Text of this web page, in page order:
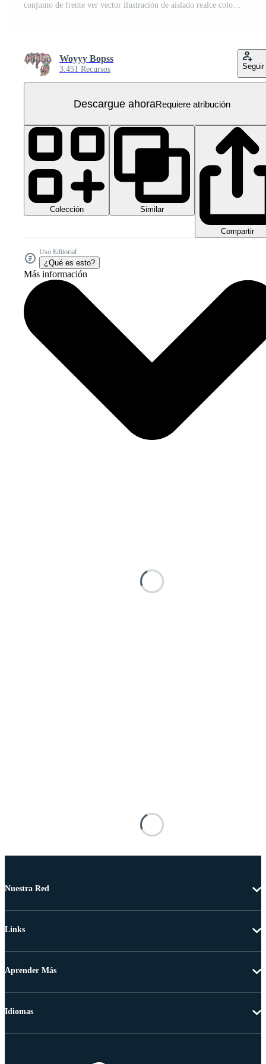
conjunto de frente ver vector ilustración de aislado realce color coche en negro fondo, vehículo en un plano dibujos animados estilo.
Woyyy Bopss
3.451 Recursos Seguir
Descargue ahoraRequiere atribución
Colección Similar
Compartir
Uso Editorial
¿Qué es esto?
Más información
Nuestra Red
Links
Aprender Más
Idiomas